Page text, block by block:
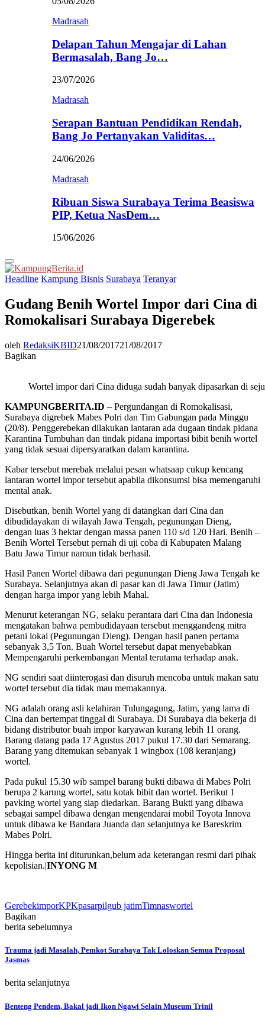
Madrasah
Delapan Tahun Mengajar di Lahan
Bermasalah, Bang Jo…
23/07/2026
Madrasah
Serapan Bantuan Pendidikan Rendah,
Bang Jo Pertanyakan Validitas…
24/06/2026
Madrasah
Ribuan Siswa Surabaya Terima Beasiswa
PIP, Ketua NasDem…
15/06/2026
Primary
Menu
Headline Kampung Bisnis Surabaya Teranyar
Gudang Benih Wortel Impor dari Cina di
Romokalisari Surabaya Digerebek
oleh RedaksiKBID21/08/201721/08/2017
Bagikan
Wortel impor dari Cina diduga sudah banyak dipasarkan di
KAMPUNGBERITA.ID – Pergundangan di Romokalisasi,
Surabaya digrebek Mabes Polri dan Tim Gabungan pada Minggu
(20/8). Penggerebekan dilakukan lantaran ada dugaan tindak pidana
Karantina Tumbuhan dan tindak pidana importasi bibit benih wortel
yang tidak sesuai dipersyaratkan dalam karantina.
Kabar tersebut merebak melalui pesan whatsaap cukup kencang
lantaran wortel impor tersebut apabila dikonsumsi bisa memengaruhi
mental anak.
Disebutkan, benih Wortel yang di datangkan dari Cina dan
dibudidayakan di wilayah Jawa Tengah, pegunungan Dieng,
dengan luas 3 hektar dengan massa panen 110 s/d 120 Hari. Benih –
Benih Wortel Tersebut pernah di uji coba di Kabupaten Malang
Batu Jawa Timur namun tidak berhasil.
Hasil Panen Wortel dibawa dari pegunungan Dieng Jawa Tengah ke
Surabaya. Selanjutnya akan di pasar kan di Jawa Timur (Jatim)
dengan harga impor yang lebih Mahal.
Menurut keterangan NG, selaku perantara dari Cina dan Indonesia
mengatakan bahwa pembudidayaan tersebut menggandeng mitra
petani lokal (Pegunungan Dieng). Dengan hasil panen pertama
sebanyak 3,5 Ton. Buah Wortel tersebut dapat menyebabkan
Mempengaruhi perkembangan Mental terutama terhadap anak.
NG sendiri saat diinterogasi dan disuruh mencoba untuk makan satu
wortel tersebut dia tidak mau memakannya.
NG adalah orang asli kelahiran Tulungagung, Jatim, yang lama di
Cina dan bertempat tinggal di Surabaya. Di Surabaya dia bekerja di
bidang distributor buah impor karyawan kurang lebih 11 orang.
Barang datang pada 17 Agustus 2017 pukul 17.30 dari Semarang.
Barang yang ditemukan sebanyak 1 wingbox (108 keranjang)
wortel.
Pada pukul 15.30 wib sampel barang bukti dibawa di Mabes Polri
berupa 2 karung wortel, satu kotak bibit dan wortel. Berikut 1
pavking wortel yang siap diedarkan. Barang Bukti yang dibawa
sebagai sampel dibawa dengan mengendarai mobil Toyota Innova
untuk dibawa ke Bandara Juanda dan selanjutnya ke Bareskrim
Mabes Polri.
Hingga berita ini diturunkan,belum ada keterangan resmi dari pihak
kepolisian.|INYONG M
GerebekimporKPKpasarpilgub jatimTimnaswortel
Bagikan
berita sebelumnya
Trauma jadi Masalah, Pemkot Surabaya Tak Loloskan Semua Proposal
Jasmas
berita selanjutnya
Benteng Pendem, Bakal jadi Ikon Ngawi Selain Museum Trinil